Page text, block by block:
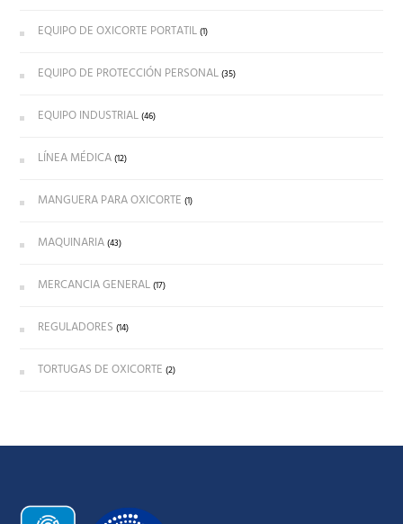
EQUIPO DE OXICORTE PORTATIL (1)
EQUIPO DE PROTECCIÓN PERSONAL (35)
EQUIPO INDUSTRIAL (46)
LÍNEA MÉDICA (12)
MANGUERA PARA OXICORTE (1)
MAQUINARIA (43)
MERCANCIA GENERAL (17)
REGULADORES (14)
TORTUGAS DE OXICORTE (2)